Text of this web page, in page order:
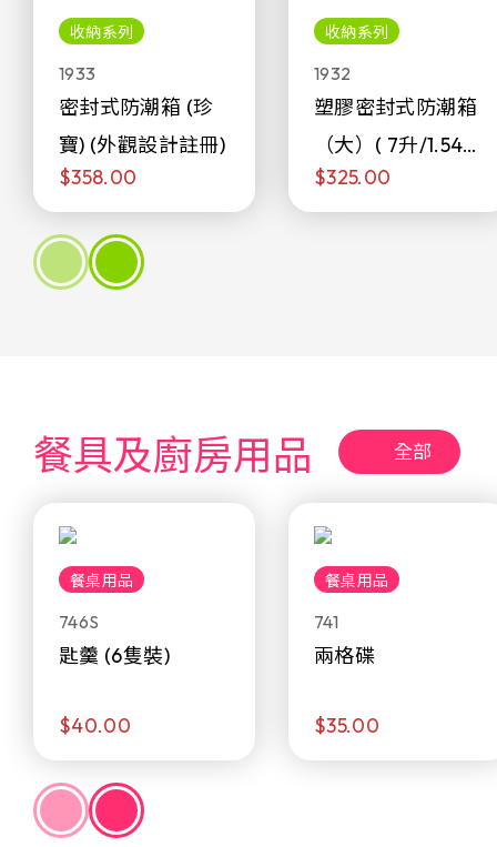
收納系列
1933
密封式防潮箱 (珍
寶) (外觀設計註冊)
$358.00
收納系列
1932
塑膠密封式防潮箱
（大）( 7升/1.54加
侖)
$325.00
餐具及廚房用品 全部
餐桌用品
746S
匙羹 (6隻裝)
$40.00
餐桌用品
741
兩格碟
$35.00